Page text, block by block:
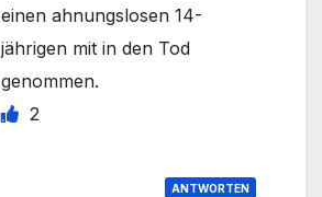
einen ahnungslosen 14-
jährigen mit in den Tod
genommen.
2
ANTWORTEN